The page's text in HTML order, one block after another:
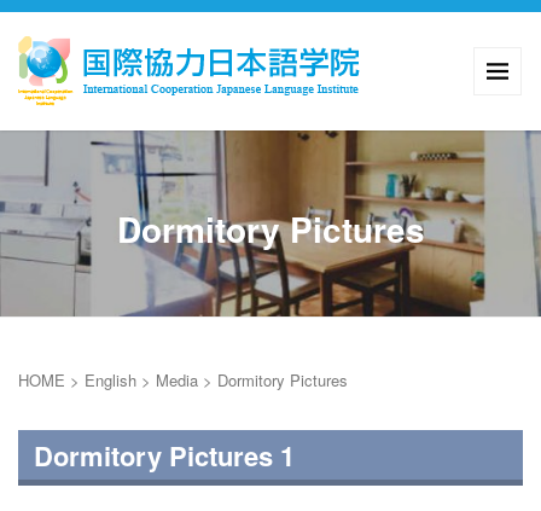
Dormitory Pictures
HOME > English > Media > Dormitory Pictures
Dormitory Pictures 1